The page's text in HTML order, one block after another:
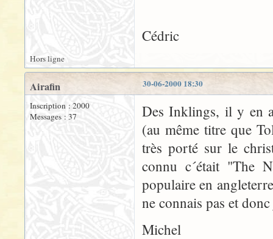
Cédric
Hors ligne
30-06-2000 18:30
Airafin
Inscription : 2000
Messages : 37
Des Inklings, il y en
(au même titre que
très porté sur le
connu c´était "The
populaire en
ne connais pas et
Michel